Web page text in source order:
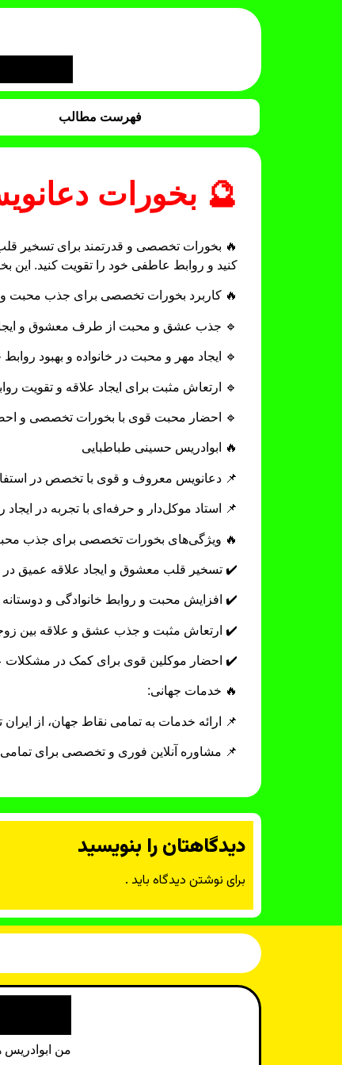
فهرست مطالب
🔮 بخورات
🔥 بخورات تخصصی و قدرتمند برای تسخیر
کنید و روابط عاطفی خود را تقویت کنید. این
🔥 کاربرد بخورات تخصصی برای جذب محبت
🔹 جذب عشق و محبت از طرف معشوق و ایجاد
🔹 ایجاد مهر و محبت در خانواده و بهبود روابط
🔹 ارتعاش مثبت برای ایجاد علاقه و تقویت
🔹 احضار محبت قوی با بخورات تخصصی و
🔥 ابوادریس حسینی طباطبایی
📌 دعانویس معروف و قوی با تخصص در
📌 استاد موکل‌دار و حرفه‌ای با تجربه در
🔥 ویژگی‌های بخورات تخصصی برای جذب
✔️ تسخیر قلب معشوق و ایجاد علاقه عمیق در
✔️ افزایش محبت و روابط خانوادگی و دوستانه
✔️ ارتعاش مثبت و جذب عشق و علاقه بین
✔️ احضار موکلین قوی برای کمک در مشکلات
🔥 خدمات جهانی:
📌 ارائه خدمات به تمامی نقاط جهان، از ایران
📌 مشاوره آنلاین فوری و تخصصی برای
دیدگاهتان را بنویسید
برای نوشتن دیدگاه باید .
من